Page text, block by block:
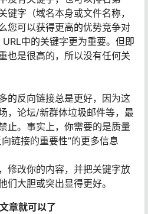
键字（域名本身或文件名称，
您可以获得更高的优势竞争对
中的关键字更为重要。但即
也是很高的，所以没有任何关
的反向链接总是更好，因为这
，论坛/新群体垃圾邮件等，最
止。事实上，你需要的是质量
链接的重要性”的更多信息
修改你的内容，并把关键字放
们大胆或突出显得更好。
章就可以了